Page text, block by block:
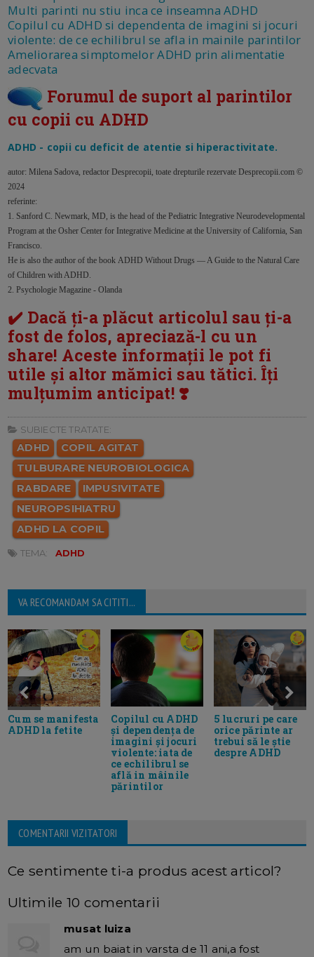
Multi parinti nu stiu inca ce inseamna ADHD
Copilul cu ADHD si dependenta de imagini si jocuri
violente: de ce echilibrul se afla in mainile parintilor
Ameliorarea simptomelor ADHD prin alimentatie
adecvata
Forumul de suport al parintilor
cu copii cu ADHD
ADHD - copii cu deficit de atentie si hiperactivitate.
autor: Milena Sadova, redactor Desprecopii, toate drepturile rezervate Desprecopii.com ©
2024
referinte:
1. Sanford C. Newmark, MD, is the head of the Pediatric Integrative Neurodevelopmental
Program at the Osher Center for Integrative Medicine at the University of California, San
Francisco.
He is also the author of the book ADHD Without Drugs — A Guide to the Natural Care
of Children with ADHD.
2. Psychologie Magazine - Olanda
✔️ Dacă ți-a plăcut articolul sau ți-a
fost de folos, apreciază-l cu un
share! Aceste informații le pot fi
utile și altor mămici sau tătici. Îți
mulțumim anticipat! ❣️
SUBIECTE TRATATE:
ADHD
COPIL AGITAT
TULBURARE NEUROBIOLOGICA
RABDARE
IMPUSIVITATE
NEUROPSIHIATRU
ADHD LA COPIL
TEMA: ADHD
VA RECOMANDAM SA CITITI...
Cum se manifesta
ADHD la fetite
Copilul cu ADHD
și dependența de
imagini și jocuri
violente: iata de
ce echilibrul se
află in mâinile
părintilor
5 lucruri pe care
orice părinte ar
trebui să le știe
despre ADHD
COMENTARII VIZITATORI
Ce sentimente ti-a produs acest articol?
Ultimile 10 comentarii
musat luiza
am un baiat in varsta de 11 ani,a fost